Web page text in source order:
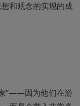
和观念的实现的成
”——因为他们在游